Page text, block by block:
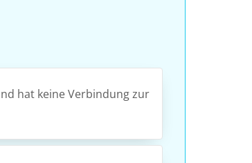
hat keine Verbindung zur